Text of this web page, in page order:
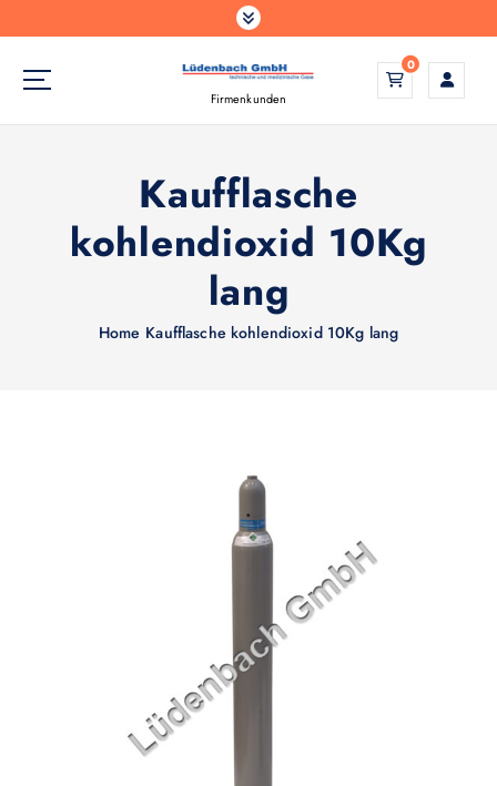
u
Firmenkunden
0
Kaufflasche
kohlendioxid 10Kg
lang
Home Kaufflasche kohlendioxid 10Kg lang